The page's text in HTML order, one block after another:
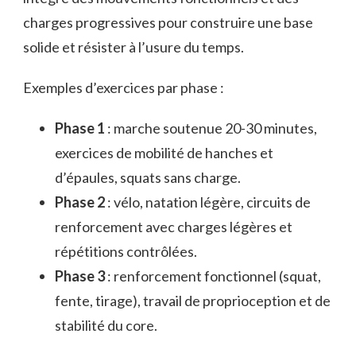
charges progressives pour construire une base
solide et résister à l’usure du temps.
Exemples d’exercices par phase :
Phase 1 : marche soutenue 20-30 minutes,
exercices de mobilité de hanches et
d’épaules, squats sans charge.
Phase 2: vélo, natation légère, circuits de
renforcement avec charges légères et
répétitions contrôlées.
Phase 3: renforcement fonctionnel (squat,
fente, tirage), travail de proprioception et de
stabilité du core.